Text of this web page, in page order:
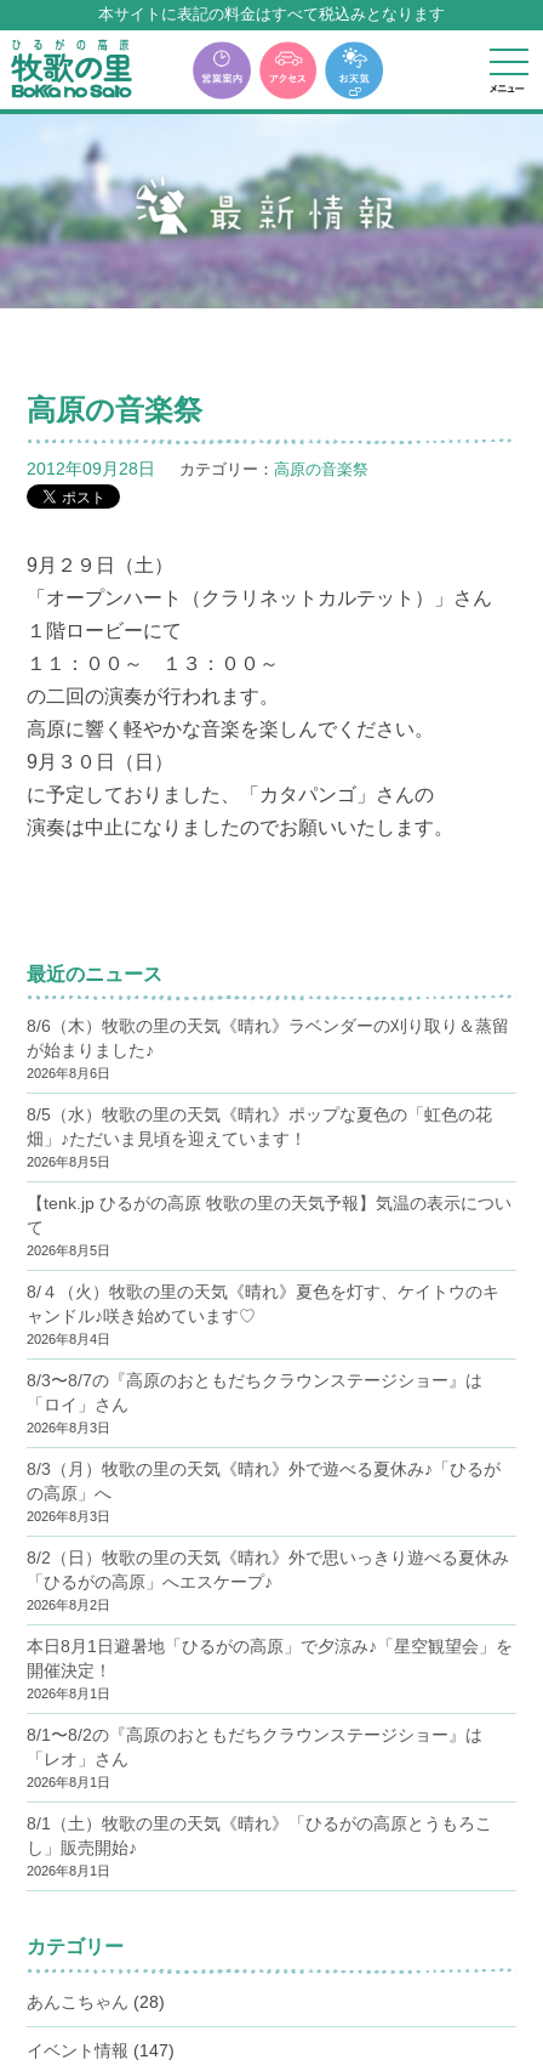
本サイトに表記の料金はすべて税込みとなります
牧歌の里温泉『牧華』は12月中旬まで休館いたします。
高原の音楽祭
2012年09月28日 カテゴリー：高原の音楽祭
9月２９日（土）
「オープンハート（クラリネットカルテット）」さん
１階ロービーにて
１１：００～ １３：００～
の二回の演奏が行われます。
高原に響く軽やかな音楽を楽しんでください。
9月３０日（日）
に予定しておりました、「カタパンゴ」さんの
演奏は中止になりましたのでお願いいたします。
最近のニュース
8/6（木）牧歌の里の天気《晴れ》ラベンダーの刈り取り＆蒸留
が始まりました♪
2026年8月6日
8/5（水）牧歌の里の天気《晴れ》ポップな夏色の「虹色の花
畑」♪ただいま見頃を迎えています！
2026年8月5日
【tenk.jp ひるがの高原 牧歌の里の天気予報】気温の表示につい
て
2026年8月5日
8/４（火）牧歌の里の天気《晴れ》夏色を灯す、ケイトウのキ
ャンドル♪咲き始めています♡
2026年8月4日
8/3〜8/7の『高原のおともだちクラウンステージショー』は
「ロイ」さん
2026年8月3日
8/3（月）牧歌の里の天気《晴れ》外で遊べる夏休み♪「ひるが
の高原」へ
2026年8月3日
8/2（日）牧歌の里の天気《晴れ》外で思いっきり遊べる夏休み
「ひるがの高原」へエスケープ♪
2026年8月2日
本日8月1日避暑地「ひるがの高原」で夕涼み♪「星空観望会」を
開催決定！
2026年8月1日
8/1〜8/2の『高原のおともだちクラウンステージショー』は
「レオ」さん
2026年8月1日
8/1（土）牧歌の里の天気《晴れ》「ひるがの高原とうもろこ
し」販売開始♪
2026年8月1日
カテゴリー
あんこちゃん (28)
イベント情報 (147)